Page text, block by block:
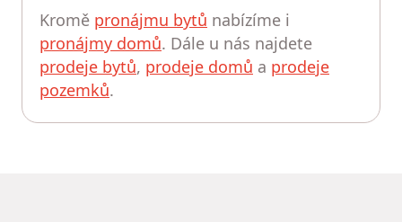
UPRAVIT HLEDÁNÍ
Kromě pronájmu bytů nabízíme i
pronájmy domů. Dále u nás najdete
prodeje bytů, prodeje domů a prodeje
pozemků.